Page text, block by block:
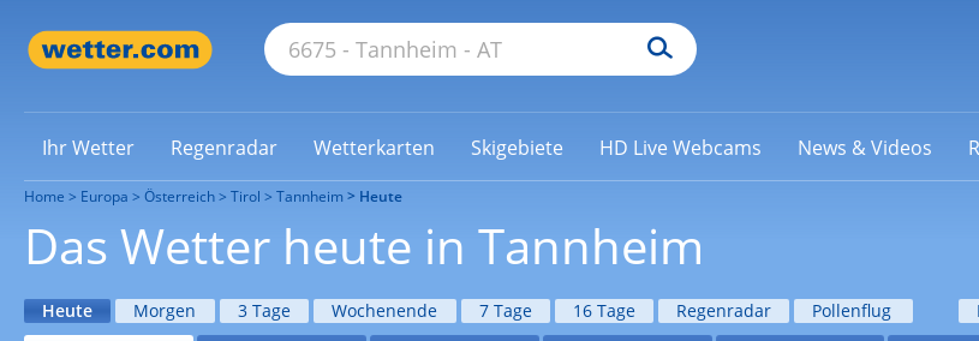
Ihr Wetter Regenradar Wetterkarten Skigebiete HD Live Webcams News & Videos
Home Europa Österreich Tirol Tannheim Heute
Das Wetter heute in Tannheim
Heute Morgen 3 Tage Wochenende 7 Tage 16 Tage Regenradar Pollenflug